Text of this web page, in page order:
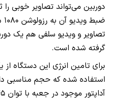
دوربین می‌تواند تصاویر خوبی را
گرفته شده است.
استفاده شده که حجم مناسبی